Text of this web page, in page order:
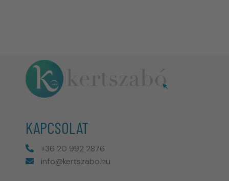
KAPCSOLAT
+36 20 992 2876
info@kertszabo.hu